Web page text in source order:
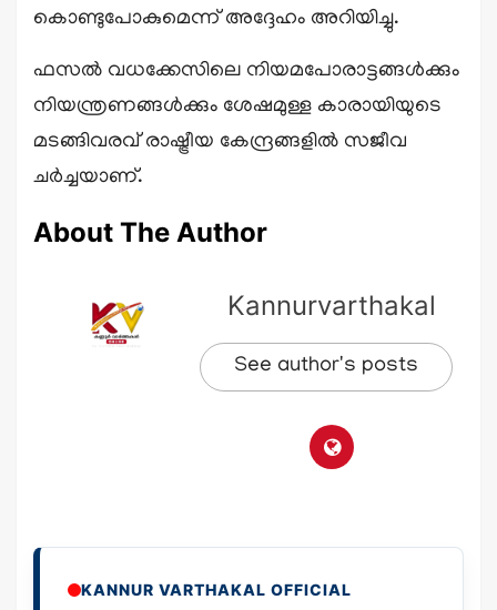
കൊണ്ടുപോകുമെന്ന് അദ്ദേഹം അറിയിച്ചു.
ഫസൽ വധക്കേസിലെ നിയമപോരാട്ടങ്ങൾക്കും
നിയന്ത്രണങ്ങൾക്കും ശേഷമുള്ള കാരായിയുടെ
മടങ്ങിവരവ് രാഷ്ട്രീയ കേന്ദ്രങ്ങളിൽ സജീവ
ചർച്ചയാണ്.
About The Author
Kannurvarthakal
See author's posts
KANNUR VARTHAKAL OFFICIAL